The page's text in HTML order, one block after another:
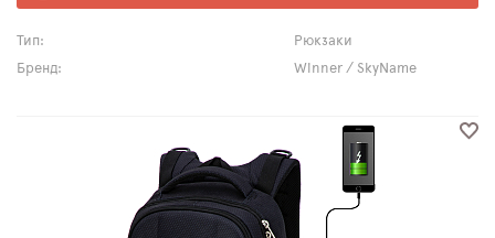
Тип:
Рюкзаки
Бренд:
Winner / SkyName